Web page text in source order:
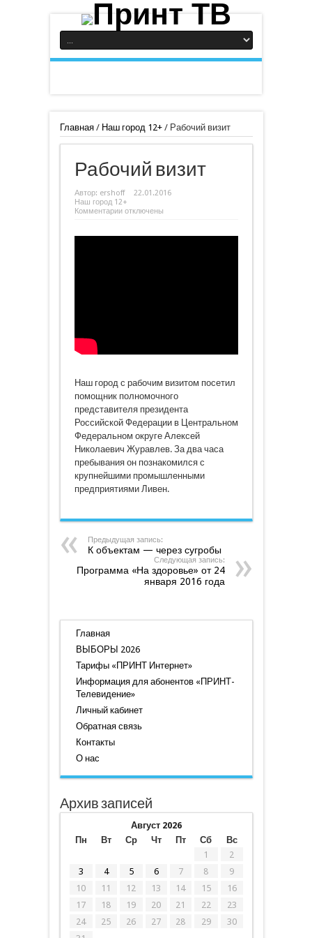
Главная/ Наш город 12+/ Рабочий визит
Рабочий визит
Автор: ershoff
22.01.2016
Наш город 12+
Комментариик
визит
отключены
Наш город с рабочим визитом посетил
помощник полномочного
представителя президента
Российской Федерации в Центральном
Федеральном округе Алексей
Николаевич Журавлев. За два часа
пребывания он познакомился с
крупнейшими промышленными
предприятиями Ливен.
Предыдущая запись:
К объектам — через сугробы
Следующая запись:
Программа «На здоровье» от 24
января 2016 года
Главная
ВЫБОРЫ 2026
Тарифы «ПРИНТ Интернет»
Информация для абонентов «ПРИНТ-
Телевидение»
Личный кабинет
Обратная связь
Контакты
О нас
Архив записей
Август 2026
Пн
Вт Ср Чт Пт Сб
Вс
1
2
3
4 5 6 7 8
9
10
11 12 13 14 15
16
17
18 19 20 21 22
23
24
25 26 27 28 29
30